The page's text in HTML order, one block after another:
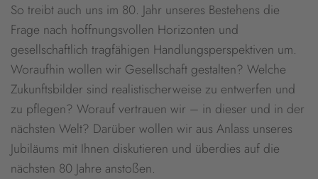
So treibt auch uns im 80. Jahr unseres Bestehens die
Frage nach hoffnungsvollen Horizonten und
gesellschaftlich tragfähigen Handlungsperspektiven um.
Woraufhin wollen wir Gesellschaft gestalten? Welche
Zukunftsbilder sind realistischerweise zu entwerfen und
zu pflegen? Worauf vertrauen wir – in dieser und in der
nächsten Welt? Darüber wollen wir aus Anlass unseres
Jubiläums mit Ihnen diskutieren und überdies auf die
nächsten 80 Jahre anstoßen.